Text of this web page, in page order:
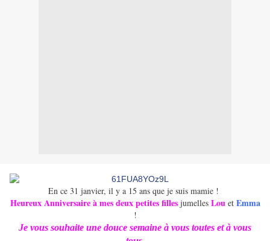
En ce 31 janvier, il y a 15 ans que je suis mamie !
Heureux Anniversaire à mes deux petites fillesjumelles Lou et Emma
!
Je vous souhaite une douce semaine à vous toutes et à vous